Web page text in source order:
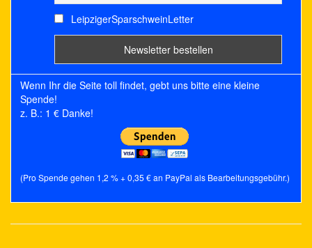
LeipzigerSparschweinLetter
Wenn Ihr die Seite toll findet, gebt uns bitte eine kleine
Spende!
z. B.: 1 € Danke!
(Pro Spende gehen 1,2 % + 0,35 € an PayPal als Bearbeitungsgebühr.)